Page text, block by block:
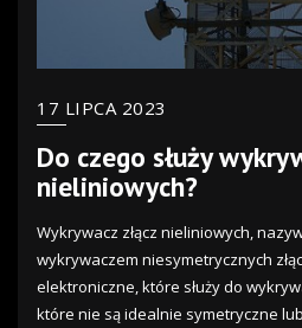
17 LIPCA 2023
Do czego służy
nieliniowych?
Wykrywacz złącz nieliniowych,
wykrywaczem niesymetrycznych
elektroniczne, które służy do
które nie są idealnie symetryczne